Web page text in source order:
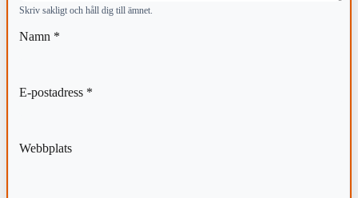
Skriv sakligt och håll dig till ämnet.
Namn *
E-postadress *
Webbplats